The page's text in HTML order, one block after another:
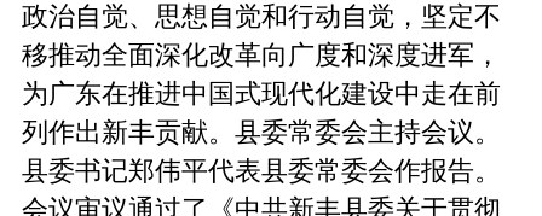
政治自觉、思想自觉和行动自觉，坚定不
移推动全面深化改革向广度和深度进军，
为广东在推进中国式现代化建设中走在前
列作出新丰贡献。县委常委会主持会议。
县委书记郑伟平代表县委常委会作报告。
会议审议通过了《中共新丰县委关于贯彻